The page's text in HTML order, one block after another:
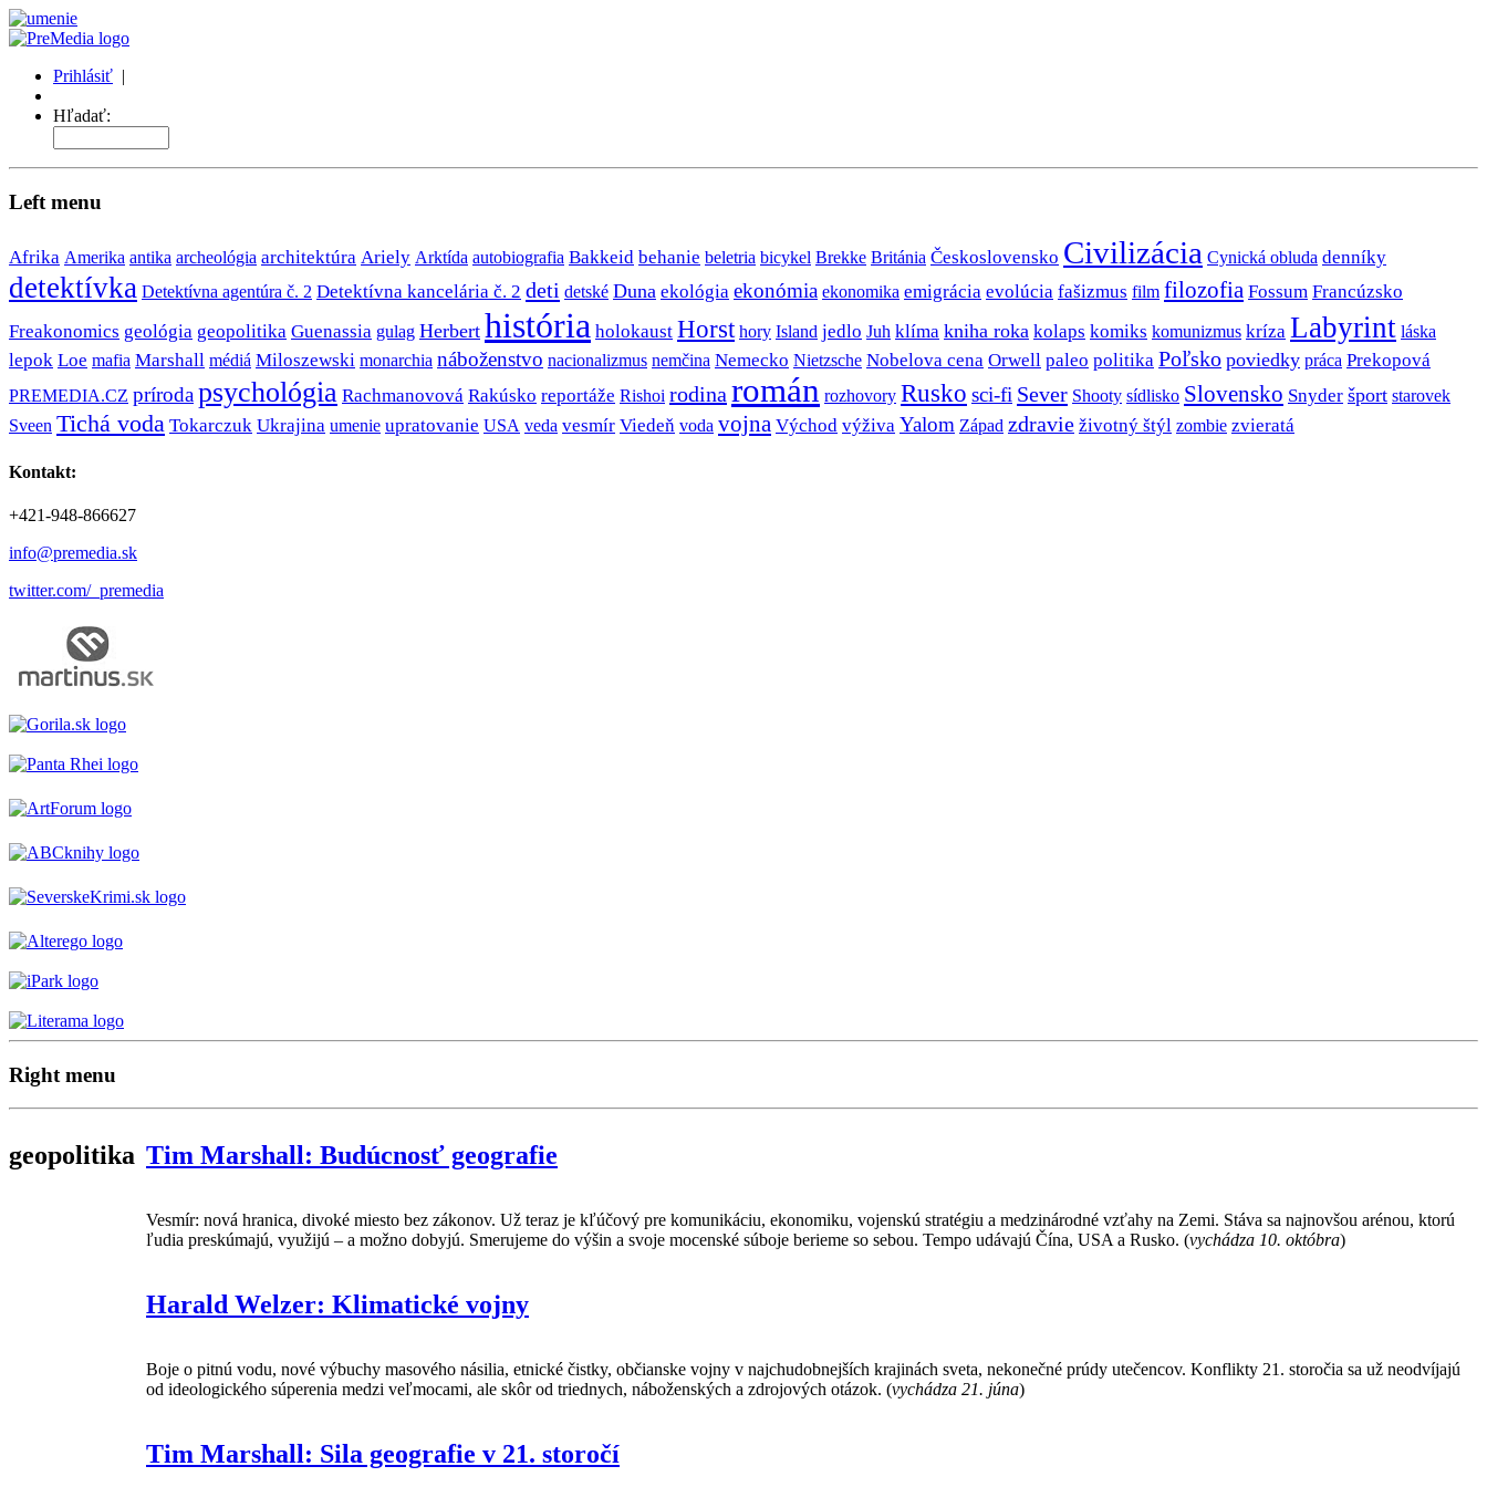
Prihlásiť |
Hľadať:
Left menu
Afrika Amerika antika archeológia architektúra Ariely Arktída autobiografia Bakkeid behanie beletria bicykel Brekke Británia Československo Civilizácia Cynická obluda denníky
detektívka Detektívna agentúra č. 2 Detektívna kancelária č. 2 deti detské Duna ekológia ekonómia ekonomika emigrácia evolúcia fašizmus film filozofia Fossum Francúzsko
Freakonomics geológia geopolitika Guenassia gulag Herbert história holokaust Horst hory Island jedlo Juh klíma kniha roka kolaps komiks komunizmus kríza Labyrint láska
lepok Loe mafia Marshall médiá Miloszewski monarchia náboženstvo nacionalizmus nemčina Nemecko Nietzsche Nobelova cena Orwell paleo politika Poľsko poviedky práca Prekopová
PREMEDIA.CZ prírodapsychológia Rachmanovová Rakúsko reportáže Rishoi rodinaromán rozhovory Rusko sci-fi Sever Shooty sídlisko Slovensko Snyder šport starovek
Sveen Tichá voda Tokarczuk Ukrajina umenie upratovanie USA veda vesmír Viedeň voda vojna Východ výživa Yalom Západ zdravie životný štýl zombie zvieratá
Kontakt:
+421-948-866627
info@premedia.sk
twitter.com/_premedia
Right menu
geopolitika Tim Marshall: Budúcnosť geografie
Vesmír: nová hranica, divoké miesto bez zákonov. Už teraz je kľúčový pre komunikáciu, ekonomiku, vojenskú stratégiu a medzinárodné vzťahy na Zemi. Stáva sa najnovšou arénou, ktorú
ľudia preskúmajú, využijú – a možno dobyjú. Smerujeme do výšin a svoje mocenské súboje berieme so sebou. Tempo udávajú Čína, USA a Rusko. (vychádza 10. októbra)
Harald Welzer: Klimatické vojny
Boje o pitnú vodu, nové výbuchy masového násilia, etnické čistky, občianske vojny v najchudobnejších krajinách sveta, nekonečné prúdy utečencov. Konflikty 21. storočia sa už neodvíjajú
od ideologického súperenia medzi veľmocami, ale skôr od triednych, náboženských a zdrojových otázok. (vychádza 21. júna)
Tim Marshall: Sila geografie v 21. storočí